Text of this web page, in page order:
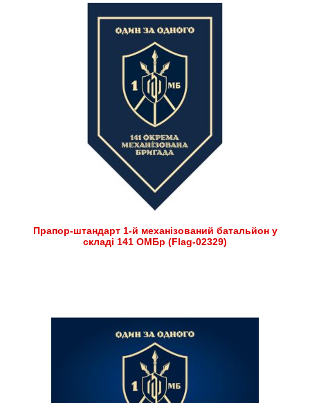
Прапор-штандарт 1-й механізований батальйон у
складі 141 ОМБр (Flag-02329)